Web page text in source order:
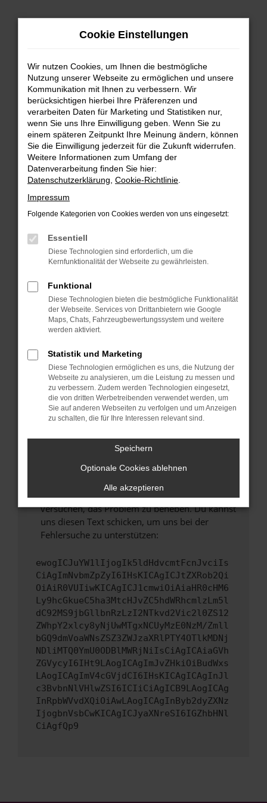
Zum
FEHLER: NETWORK ERROR
Beim Laden ist ein Fehler aufgetreten.
Hier sind ein paar Tipps, die dir helfen können:
Überprüfe deine Firewall und deine
Internetverbindung.
Laden andere Webseiten, zum Beispiel deine
Manche Erweiterungen, wie Werbeblocker,
verhindern. Funktioniert die Seite in einem
anderen Browser oder in einem privaten
Fenster?
Starte dein Gerät neu.
Probleme zu beheben.
Stelle sicher, dass dein Browser und dein
Betriebssystem auf dem neuesten Stand
sind.
Veraltete Software birgt nicht nur ein
Sicherheitsrisiko, sondern kann auch dazu
führen, dass bestimmte Funktionen nicht mehr
unterstützt werden.
Wende dich an den Webseitenbetreiber.
Wenn du alle oben genannten Schritte versucht
hast, kontaktiere uns bitte. Wir werden
versuchen, das Problem zu beheben. Du kannst
uns diesen Text schicken, um uns bei der
Fehlersuche zu unterstützen:
ewogICJuYW1lIjogIk5ldHdvcmtFcnJvciIs
CiAgImNvbmZpZyI6IHsKICAgICJtZXRob2Qi
OiAiR0VUIiwKICAgICJ1cmwiOiAiaHR0cHM6
Ly9hcGkueC5ha3MtcHJvZC5hdWRhcmlzLm5l
dC92MS9jbGllbnRzLzI2NTkvd2Vic2l0ZS12
ZWhpY2xlcy8yNjUwMTgxNCUyMzE0NzM/Zmll
bGQ9dmVoaWNsZSZ3ZWJzaXRlPTY4OTlkMDNj
NDliMTQ0YmU0ODBlMWRjNiIsCiAgICAiaGVh
ZGVycyI6IHt9LAogICAgImJvZHkiOiBudWxs
LAogICAgImV4cGVjdCI6IHsKICAgICAgInJl
c3BvbnNlVHlwZSI6ICIiCiAgICB9LAogICAg
InRpbWVvdXQiOiAwLAogICAgInByb2dyZXNz
IjogbnVsbCwKICAgICJyaXNreSI6IGZhbHNl
CiAgfQp9
Cookie Einstellungen
Wir nutzen Cookies, um Ihnen die bestmögliche
Nutzung unserer Webseite zu ermöglichen und unsere
Kommunikation mit Ihnen zu verbessern. Wir
berücksichtigen hierbei Ihre Präferenzen und
verarbeiten Daten für Marketing und Statistiken nur,
wenn Sie uns Ihre Einwilligung geben. Wenn Sie zu
einem späteren Zeitpunkt Ihre Meinung ändern, können
Sie die Einwilligung jederzeit für die Zukunft widerrufen.
Weitere Informationen zum Umfang der
Datenverarbeitung finden Sie hier:
Datenschutzerklärung Cookie-Richtlinie
Impressum
Folgende Kategorien von Cookies werden von uns eingesetzt:
Essentiell
Diese Technologien sind erforderlich, um die
Kernfunktionalität der Webseite zu gewährleisten.
Funktional
Diese Technologien bieten die bestmögliche Funktionalität
der Webseite. Services von Drittanbietern wie Google
Maps, Chats, Fahrzeugbewertungssystem und weitere
werden aktiviert.
Statistik und Marketing
Diese Technologien ermöglichen es uns, die Nutzung der
Webseite zu analysieren, um die Leistung zu messen und
zu verbessern. Zudem werden Technologien eingesetzt,
die von dritten Werbetreibenden verwendet werden, um
Sie auf anderen Webseiten zu verfolgen und um Anzeigen
zu schalten, die für Ihre Interessen relevant sind.
Speichern
Optionale Cookies ablehnen
Alle akzeptieren